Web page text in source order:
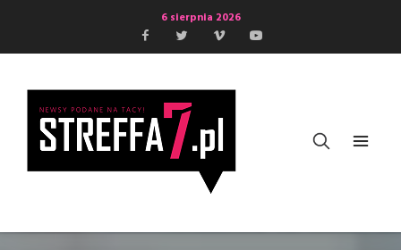
6 sierpnia 2026